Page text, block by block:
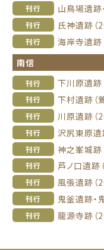
刊行 山鳥場遺跡
刊行 氏神遺跡（
刊行
海岸寺遺跡
南信
刊行 下川原遺跡
刊行 下村遺跡（
刊行 川原遺跡（
刊行 沢尻東原遺
刊行 神之峯城跡
刊行 芦ノ口遺跡
刊行 風張遺跡（
刊行 鬼釜遺跡・
刊行 龍源寺跡（